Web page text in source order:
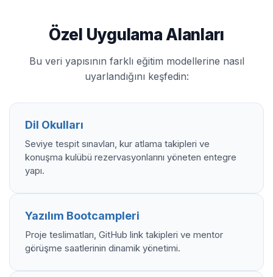
Özel Uygulama Alanları
Bu veri yapısının farklı eğitim modellerine nasıl
uyarlandığını keşfedin:
Dil Okulları
Seviye tespit sınavları, kur atlama takipleri ve
konuşma kulübü rezervasyonlarını yöneten entegre
yapı.
Yazılım Bootcampleri
Proje teslimatları, GitHub link takipleri ve mentor
görüşme saatlerinin dinamik yönetimi.